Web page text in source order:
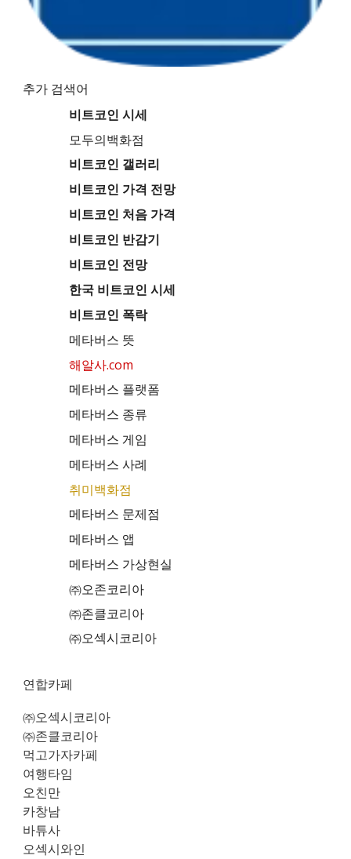
추가 검색어
비트코인 시세
모두의백화점
비트코인 갤러리
비트코인 가격 전망
비트코인 처음 가격
비트코인 반감기
비트코인 전망
한국 비트코인 시세
비트코인 폭락
메타버스 뜻
해알사.com
메타버스 플랫폼
메타버스 종류
메타버스 게임
메타버스 사례
취미백화점
메타버스 문제점
메타버스 앱
메타버스 가상현실
㈜오존코리아
㈜존클코리아
㈜오섹시코리아
연합카페
㈜오섹시코리아
㈜존클코리아
먹고가자카페
여행타임
오친만
카창남
바튜사
오섹시와인